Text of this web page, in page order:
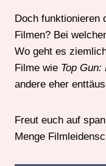
Doch funktionieren
Filmen? Bei
Wo geht es
Filme wie Top
andere eher
Freut euch auf
Menge